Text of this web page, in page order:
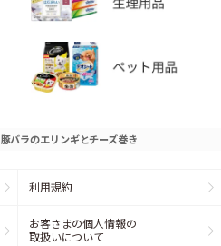
豚バラのエリンギとチーズ巻き
利用規約
お客さまの個人情報の
取扱いについて